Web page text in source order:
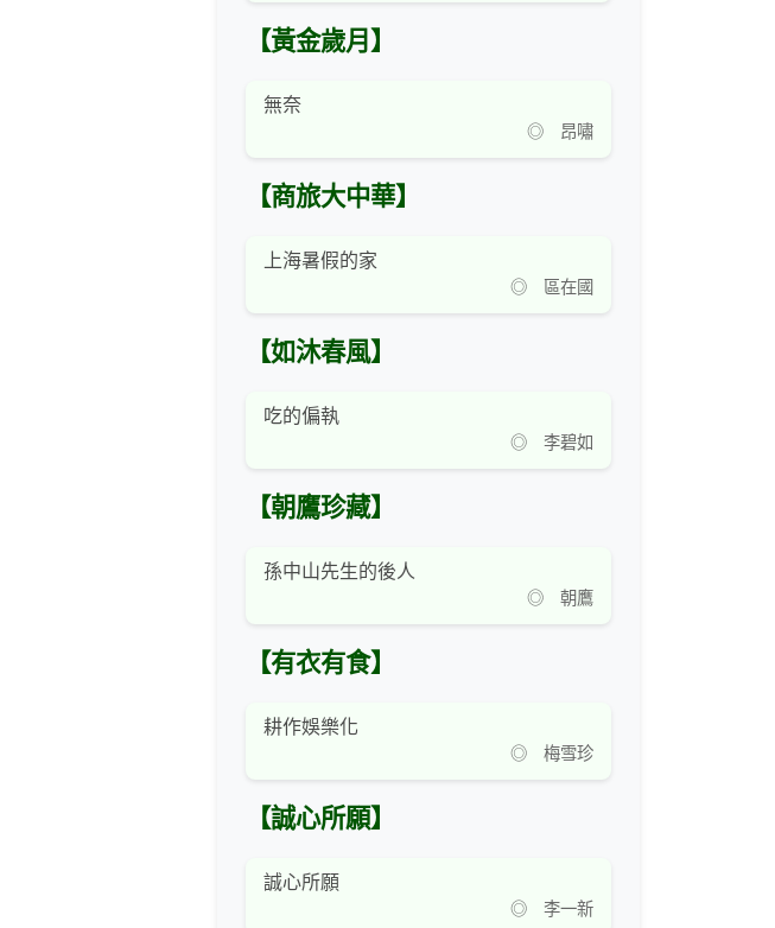
【黃金歲月】
無奈
◎ 昂嘯
【商旅大中華】
上海暑假的家
◎ 區在國
【如沐春風】
吃的偏執
◎ 李碧如
【朝鷹珍藏】
孫中山先生的後人
◎ 朝鷹
【有衣有食】
耕作娛樂化
◎ 梅雪珍
【誠心所願】
誠心所願
◎ 李一新